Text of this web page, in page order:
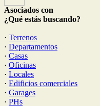
Asociados con
¿Qué estás buscando?
· Terrenos
· Departamentos
· Casas
· Oficinas
· Locales
· Edificios comerciales
· Garages
· PHs